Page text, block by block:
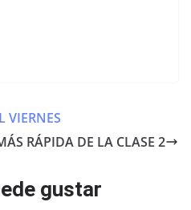
VIERNES
RÁPIDA DE LA CLASE 2
gustar